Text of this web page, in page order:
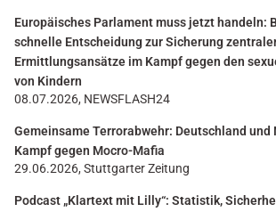
Europäisches Parlament muss jetzt handeln:
schnelle Entscheidung zur Sicherung
Ermittlungsansätze im Kampf gegen den
von Kindern
08.07.2026, NEWSFLASH24
Gemeinsame Terrorabwehr: Deutschland und
Kampf gegen Mocro-Mafia
29.06.2026, Stuttgarter Zeitung
Podcast „Klartext mit Lilly“: Statistik,